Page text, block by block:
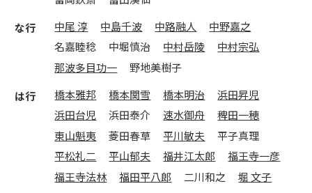
な行
中尾 淳 中島千波 中路融人
中野嘉之
名嘉睦稔
中堀慎治 中村岳陵
中村宗弘
那波多目功一
野地美樹子
は行
橋本雅邦 橋本関雪 橋本明治
浜田昇児
浜田台児
浜田泰介 速水御舟
稗田一穂
東山魁夷
菱田春草 平川敏夫
平子真理
平松礼二
平山郁夫 福井江太郎
福王寺一彦
福王寺法林
福田平八郎 二川和之
堀 文子